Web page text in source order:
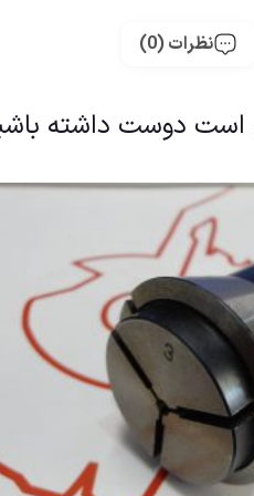
نظرات (0)
دوست داشته